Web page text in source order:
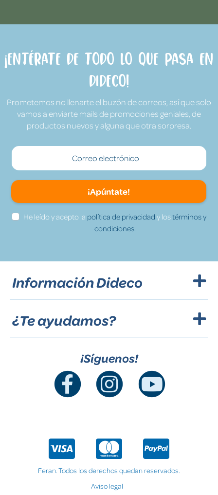
¡Entérate de todo lo que pasa en
Dideco!
Prometemos no llenarte el buzón de correos, así que solo
vamos a enviarte mails de promociones geniales, de
productos nuevos y alguna que otra sorpresa.
¡Apúntate!
He leído y acepto la política de privacidad y lostérminos y
condiciones.
Información Dideco
¿Te ayudamos?
¡Síguenos!
Feran. Todos los derechos quedan reservados.
Aviso legal